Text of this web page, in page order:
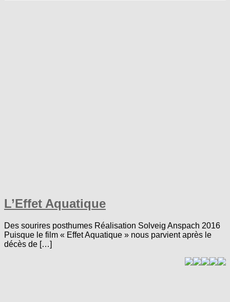
L’Effet Aquatique
Des sourires posthumes Réalisation Solveig Anspach 2016
Puisque le film « Effet Aquatique » nous parvient après le
décès de […]